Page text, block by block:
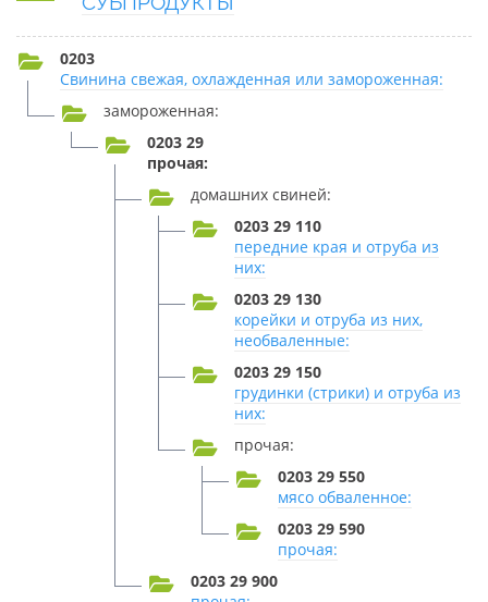
0203
Свинина свежая, охлажденная или замороженная:
замороженная:
0203 29
прочая:
домашних свиней:
0203 29 110
передние края и отруба из
них:
0203 29 130
корейки и отруба из них,
необваленные:
0203 29 150
грудинки (стрики) и отруба из
них:
прочая:
0203 29 550
мясо обваленное:
0203 29 590
прочая:
0203 29 900